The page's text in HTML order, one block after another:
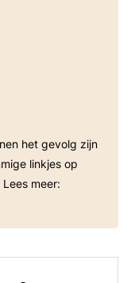
linkjes op
meer: